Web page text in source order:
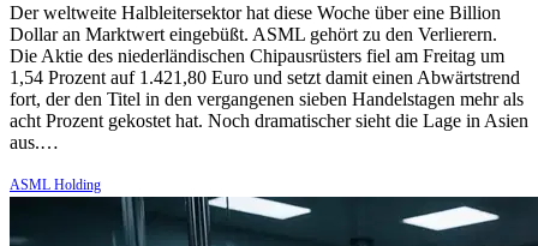
Der weltweite Halbleitersektor hat diese Woche über eine Billion
Dollar an Marktwert eingebüßt. ASML gehört zu den Verlierern.
Die Aktie des niederländischen Chipausrüsters fiel am Freitag um
1,54 Prozent auf 1.421,80 Euro und setzt damit einen Abwärtstrend
fort, der den Titel in den vergangenen sieben Handelstagen mehr als
acht Prozent gekostet hat. Noch dramatischer sieht die Lage in Asien
aus.…
ASML Holding